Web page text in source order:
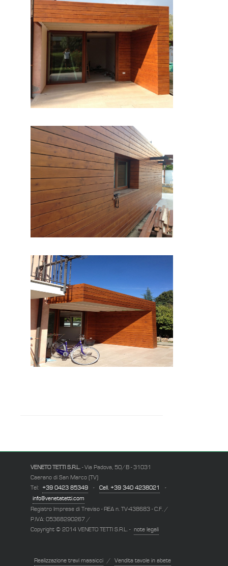
VENETO TETTI S.R.L. - Via Padova, 50/B - 31031
Caerano di San Marco (TV)
Tel:
+39 0423 85349 - Cell. +39 340 4238021
-
info@venetatetti.com
Registro Imprese di Treviso - REA n. TV-438683 - C.F. /
P.IVA: 05368290267 /
Copyright © 2014 VENETO TETTI S.R.L. - note legali
Realizzazione travi massicci / Vendita tavole in abete